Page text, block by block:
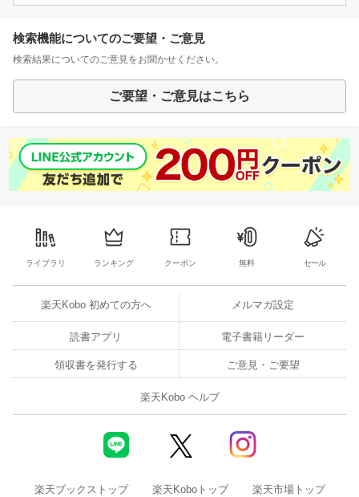
検索機能についてのご要望・ご意見
検索結果についてのご意見をお聞かせください。
ご要望・ご意見はこちら
ライブラリ ランキング クーポン 無料 セール
楽天Kobo 初めての方へ メルマガ設定
読書アプリ 電子書籍リーダー
領収書を発行する ご意見・ご要望
楽天Kobo ヘルプ
楽天ブックストップ 楽天Koboトップ 楽天市場トップ